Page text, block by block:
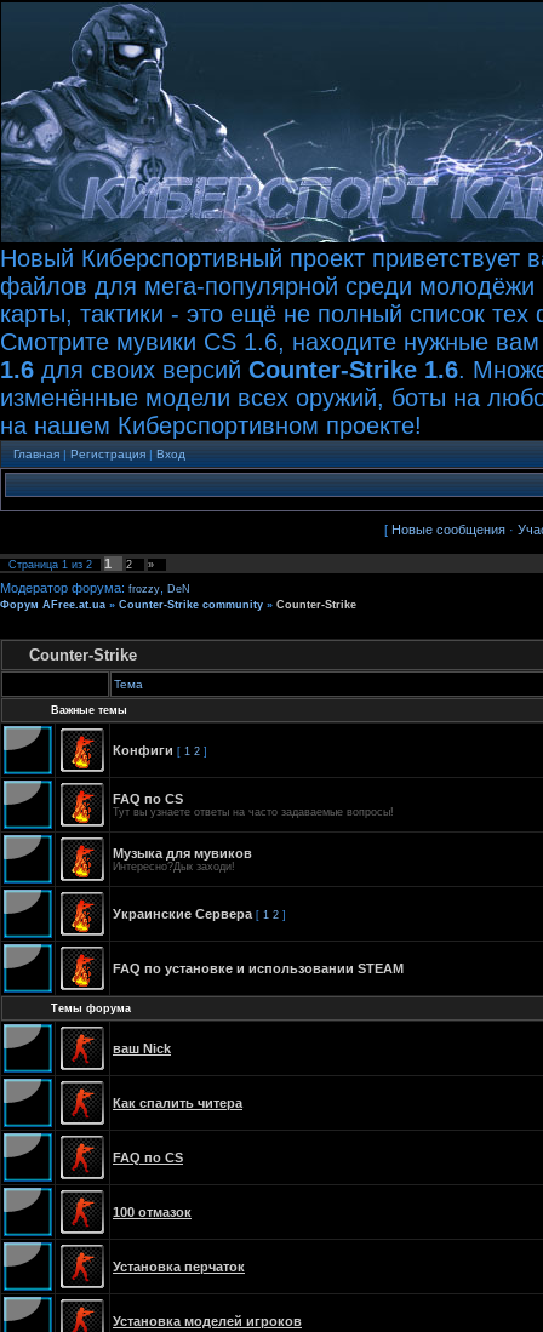
Новый Киберспортивный проект
файлов для мега-популярной среди
карты, тактики - это ещё не полный список
Смотрите мувики CS 1.6, находите нужные
1.6 для своих версий Counter-Strike 1.6.
изменённые модели всех оружий, боты на
на нашем Киберспортивном проекте!
Главная | Регистрация | Вход
[ Новые сообщения·
Страница 1 из 2 1 2 »
Модератор форума: frozzy
DeN
Форум AFree.at.ua » Counter-Strike community » Counter-Strike
Counter-Strike
Тема
Важные темы
Конфиги [ 1 2 ]
FAQ по CS
Тут вы узнаете ответы на часто задаваемые вопросы!
Музыка для мувиков
Интересно?Дык заходи!
Украинские Сервера [ 1 2 ]
FAQ по установке и использовании STEAM
Темы форума
ваш Nick
Как спалить читера
FAQ по CS
100 отмазок
Установка перчаток
Установка моделей игрoков